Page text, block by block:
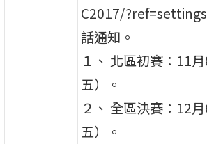
C2017/
話通知。
１、 北區初賽：11
五）。
２、 全區決賽：12
五）。